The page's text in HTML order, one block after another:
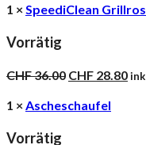
1 ×SpeediClean
Vorrätig
CHF36.00
war:
CHF 28.80
1 ×Ascheschaufel
Vorrätig